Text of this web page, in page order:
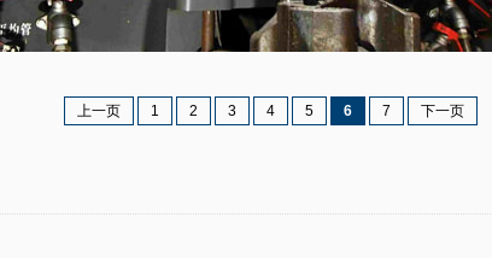
上一页 1 2 3 4 5 6 7 下一页